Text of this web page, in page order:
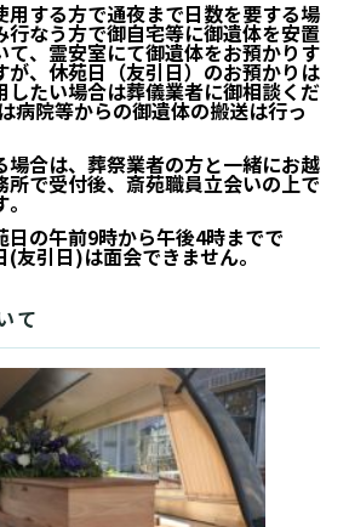
用する方で通夜まで日数を要する場
行なう方で御自宅等に御遺体を安置
て、霊安室にて御遺体をお預かりす
が、休苑日（友引日）のお預かりは
したい場合は葬儀業者に御相談くだ
病院等からの御遺体の搬送は行っ
場合は、葬祭業者の方と一緒にお越
所で受付後、斎苑職員立会いの上で
日の午前9時から午後4時までで
友引日)は面会できません。
て